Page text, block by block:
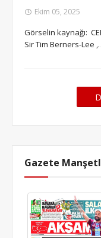
Ekim 05, 2025
Görselin kaynağı:
Sir Tim Berners-Lee
Gazete